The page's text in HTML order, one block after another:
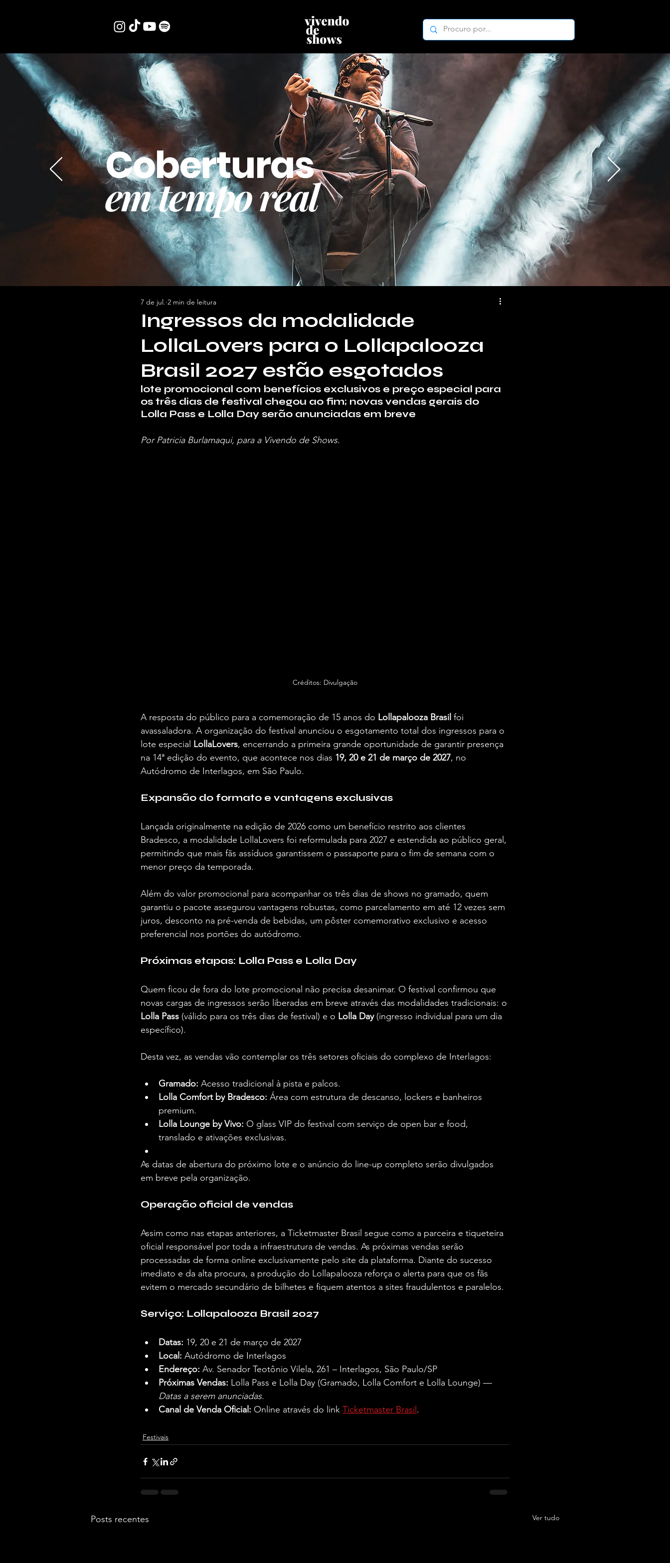
Coberturas
em tempo real
Ingressos da modalidade
LollaLovers para o Lollapalooza
Brasil 2027 estão esgotados
7 de jul. 2 min de leitura
lote promocional com benefícios exclusivos e preço especial para
os três dias de festival chegou ao fim; novas vendas gerais do
Lolla Pass e Lolla Day serão anunciadas em breve
Por Patricia Burlamaqui, para a Vivendo de Shows.
Créditos: Divulgação
A resposta do público para a comemoração de 15 anos do Lollapalooza Brasil foi
avassaladora. A organização do festival anunciou o esgotamento total dos ingressos para o
lote especial LollaLovers, encerrando a primeira grande oportunidade de garantir presença
na 14ª edição do evento, que acontece nos dias 19, 20 e 21 de março de 2027, no
Autódromo de Interlagos, em São Paulo.
Expansão do formato e vantagens exclusivas
Lançada originalmente na edição de 2026 como um benefício restrito aos clientes
Bradesco, a modalidade LollaLovers foi reformulada para 2027 e estendida ao público geral,
permitindo que mais fãs assíduos garantissem o passaporte para o fim de semana com o
menor preço da temporada.
Além do valor promocional para acompanhar os três dias de shows no gramado, quem
garantiu o pacote assegurou vantagens robustas, como parcelamento em até 12 vezes sem
juros, desconto na pré-venda de bebidas, um pôster comemorativo exclusivo e acesso
preferencial nos portões do autódromo.
Próximas etapas: Lolla Pass e Lolla Day
Quem ficou de fora do lote promocional não precisa desanimar. O festival confirmou que
novas cargas de ingressos serão liberadas em breve através das modalidades tradicionais: o
Lolla Pass (válido para os três dias de festival) e o Lolla Day (ingresso individual para um dia
específico).
Desta vez, as vendas vão contemplar os três setores oficiais do complexo de Interlagos:
Gramado: Acesso tradicional à pista e palcos.
Lolla Comfort by Bradesco: Área com estrutura de descanso, lockers e banheiros
premium.
Lolla Lounge by Vivo: O glass VIP do festival com serviço de open bar e food,
translado e ativações exclusivas.
As datas de abertura do próximo lote e o anúncio do line-up completo serão divulgados
em breve pela organização.
Operação oficial de vendas
Assim como nas etapas anteriores, a Ticketmaster Brasil segue como a parceira e tiqueteira
oficial responsável por toda a infraestrutura de vendas. As próximas vendas serão
processadas de forma online exclusivamente pelo site da plataforma. Diante do sucesso
imediato e da alta procura, a produção do Lollapalooza reforça o alerta para que os fãs
evitem o mercado secundário de bilhetes e fiquem atentos a sites fraudulentos e paralelos.
Serviço: Lollapalooza Brasil 2027
Datas: 19, 20 e 21 de março de 2027
Local: Autódromo de Interlagos
Endereço: Av. Senador Teotônio Vilela, 261 – Interlagos, São Paulo/SP
Próximas Vendas: Lolla Pass e Lolla Day (Gramado, Lolla Comfort e Lolla Lounge) —
Datas a serem anunciadas.
Canal de Venda Oficial: Online através do link Ticketmaster Brasil .
Festivais
Posts recentes Ver tudo